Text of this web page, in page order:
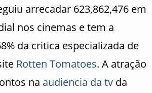
arrecadar 623,862,476 em
nos cinemas e tem a
da critica especializada de
Rotten Tomatoes. A atração
na audiencia da tvda